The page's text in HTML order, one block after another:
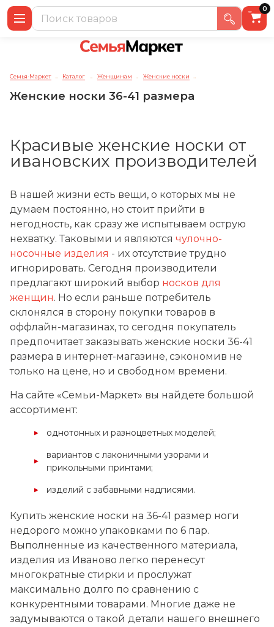
0
Семья-Маркет → Каталог → Женщинам → Женские носки →
Женские носки 36-41 размера
Красивые женские носки от
ивановских производителей
В нашей жизни есть вещи, о которых мы не
думаем постоянно, но стоит прийти в
негодность, как сразу же испытываем острую
нехватку. Таковыми и являются чулочно-
носочные изделия - их отсутствие трудно
игнорировать. Сегодня производители
предлагают широкий выбор носков для
женщин. Но если раньше потребитель
склонялся в сторону покупки товаров в
оффлайн-магазинах, то сегодня покупатель
предпочитает заказывать женские носки 36-41
размера в интернет-магазине, сэкономив не
только на цене, но и свободном времени.
На сайте «Семьи-Маркет» вы найдете большой
ассортимент:
однотонных и разноцветных моделей;
вариантов с лаконичными узорами и
прикольными принтами;
изделий с забавными надписями.
Купить женские носки на 36-41 размер ноги
недорого можно упаковками по 6 пар.
Выполненные из качественного материала,
изделия из Иваново легко перенесут
многократные стирки и прослужат
максимально долго по сравнению с
конкурентными товарами. Многие даже не
задумываются о такой детали нашего внешнего